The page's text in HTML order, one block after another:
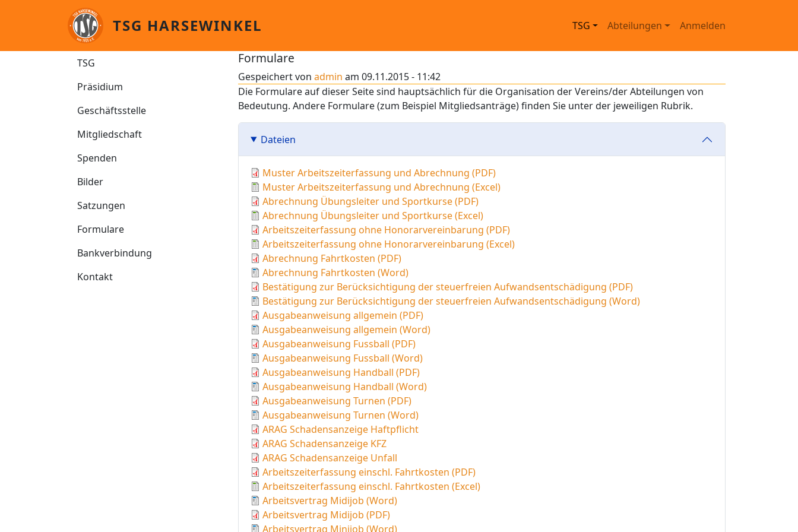
Direkt zum Inhalt
TSG HARSEWINKEL Main navigation
TSG Abteilungen User account menu
Anmelden
TSG
TSG
Präsidium
Geschäftsstelle
Mitgliedschaft
Spenden
Bilder
Satzungen
Formulare
Bankverbindung
Kontakt
Formulare
Gespeichert von admin am 09.11.2015 - 11:42
Die Formulare auf dieser Seite sind hauptsächlich für die Organisation der Vereins/der Abteilungen von
Bedeutung. Andere Formulare (zum Beispiel Mitgliedsanträge) finden Sie unter der jeweiligen Rubrik.
Dateien
Muster Arbeitszeiterfassung und Abrechnung (PDF)
Muster Arbeitszeiterfassung und Abrechnung (Excel)
Abrechnung Übungsleiter und Sportkurse (PDF)
Abrechnung Übungsleiter und Sportkurse (Excel)
Arbeitszeiterfassung ohne Honorarvereinbarung (PDF)
Arbeitszeiterfassung ohne Honorarvereinbarung (Excel)
Abrechnung Fahrtkosten (PDF)
Abrechnung Fahrtkosten (Word)
Bestätigung zur Berücksichtigung der steuerfreien Aufwandsentschädigung (PDF)
Bestätigung zur Berücksichtigung der steuerfreien Aufwandsentschädigung (Word)
Ausgabeanweisung allgemein (PDF)
Ausgabeanweisung allgemein (Word)
Ausgabeanweisung Fussball (PDF)
Ausgabeanweisung Fussball (Word)
Ausgabeanweisung Handball (PDF)
Ausgabeanweisung Handball (Word)
Ausgabeanweisung Turnen (PDF)
Ausgabeanweisung Turnen (Word)
ARAG Schadensanzeige Haftpflicht
ARAG Schadensanzeige KFZ
ARAG Schadensanzeige Unfall
Arbeitszeiterfassung einschl. Fahrtkosten (PDF)
Arbeitszeiterfassung einschl. Fahrtkosten (Excel)
Arbeitsvertrag Midijob (Word)
Arbeitsvertrag Midijob (PDF)
Arbeitsvertrag Minijob (Word)